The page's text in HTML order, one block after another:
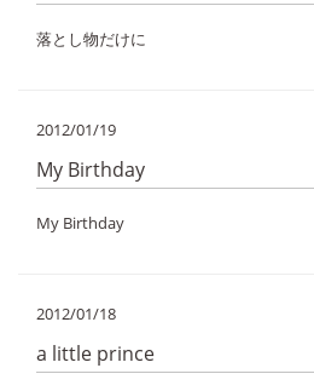
落とし物だけに
2012/01/19
My Birthday
My Birthday
2012/01/18
a little prince